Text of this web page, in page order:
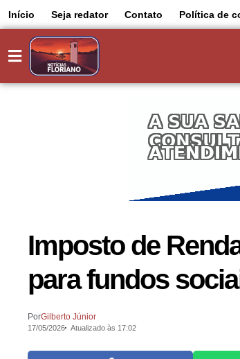
Início Seja redator Contato Política de
Imposto de
para fundos
PorGilberto Júnior
17/05/2026 Atualizado às 17:02